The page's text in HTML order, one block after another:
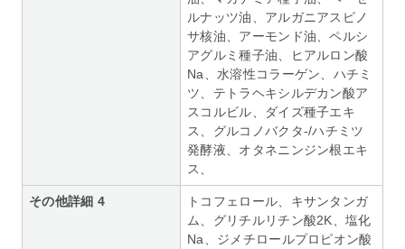
ルナッツ油、アルガニアスピノ
サ核油、アーモンド油、ペルシ
アグルミ種子油、ヒアルロン酸
Na、水溶性コラーゲン、ハチミ
ツ、テトラヘキシルデカン酸ア
スコルビル、ダイズ種子エキ
ス、グルコノバクタ‐/ハチミツ
発酵液、オタネニンジン根エキ
ス、
その他詳細 4
トコフェロール、キサンタンガ
ム、グリチルリチン酸2K、塩化
Na、ジメチロールプロピオン酸